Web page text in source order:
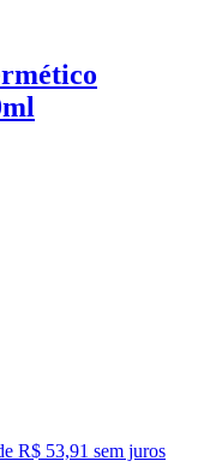
R$ 53,91 sem juros